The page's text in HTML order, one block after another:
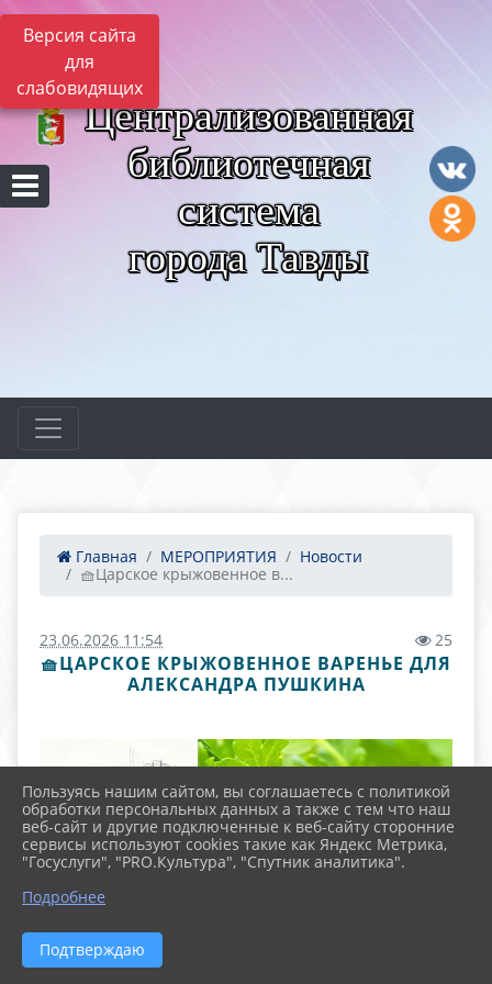
Версия сайта
для
слабовидящих
Централизованная
библиотечная
система
города Тавды
Главная МЕРОПРИЯТИЯ
Новости
🧺Царское крыжовенное в...
23.06.2026 11:54 25
🧺ЦАРСКОЕ КРЫЖОВЕННОЕ ВАРЕНЬЕ ДЛЯ
АЛЕКСАНДРА ПУШКИНА
Пользуясь нашим сайтом, вы соглашаетесь с политикой
обработки персональных данных а также с тем что наш
веб-сайт и другие подключенные к веб-сайту сторонние
сервисы используют cookies такие как Яндекс Метрика,
"Госуслуги", "PRO.Культура", "Спутник аналитика".
Подробнее
Подтверждаю